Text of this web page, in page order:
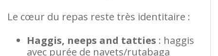
Le cœur du repas reste très identitaire :
Haggis, neeps and tatties : haggis
avec purée de navets/rutabaga